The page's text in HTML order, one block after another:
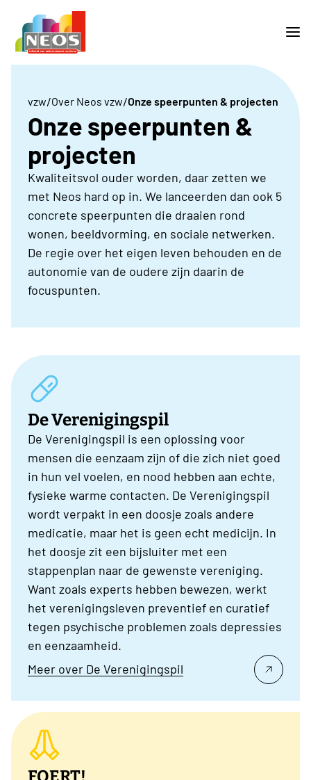
vzw/Over Neos vzw/Onze speerpunten & projecten
Onze speerpunten &
projecten
Kwaliteitsvol ouder worden, daar zetten we
met Neos hard op in. We lanceerden dan ook 5
concrete speerpunten die draaien rond
wonen, beeldvorming, en sociale netwerken.
De regie over het eigen leven behouden en de
autonomie van de oudere zijn daarin de
focuspunten.
De Verenigingspil
De Verenigingspil is een oplossing voor
mensen die eenzaam zijn of die zich niet goed
in hun vel voelen, en nood hebben aan echte,
fysieke warme contacten. De Verenigingspil
wordt verpakt in een doosje zoals andere
medicatie, maar het is geen echt medicijn. In
het doosje zit een bijsluiter met een
stappenplan naar de gewenste vereniging.
Want zoals experts hebben bewezen, werkt
het verenigingsleven preventief en curatief
tegen psychische problemen zoals depressies
en eenzaamheid.
Meer over De Verenigingspil